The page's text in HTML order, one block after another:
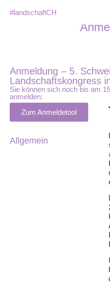
#landschaftCH
Anmeldung – 5.
Landschaftskongress
Sie können sich noch bis am
anmelden:
Zum Anmeldetool
Allgemein